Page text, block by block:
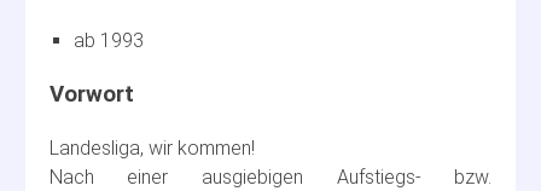
ab 1993
Landesliga, wir kommen!
Nach einer ausgiebigen Aufstiegs- bzw.